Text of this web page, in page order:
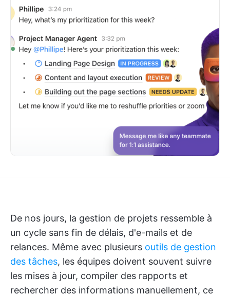
De nos jours, la gestion de projets ressemble à
un cycle sans fin de délais, d'e-mails et de
relances. Même avec plusieurs outils de gestion
des tâches, les équipes doivent souvent suivre
les mises à jour, compiler des rapports et
rechercher des informations manuellement, ce